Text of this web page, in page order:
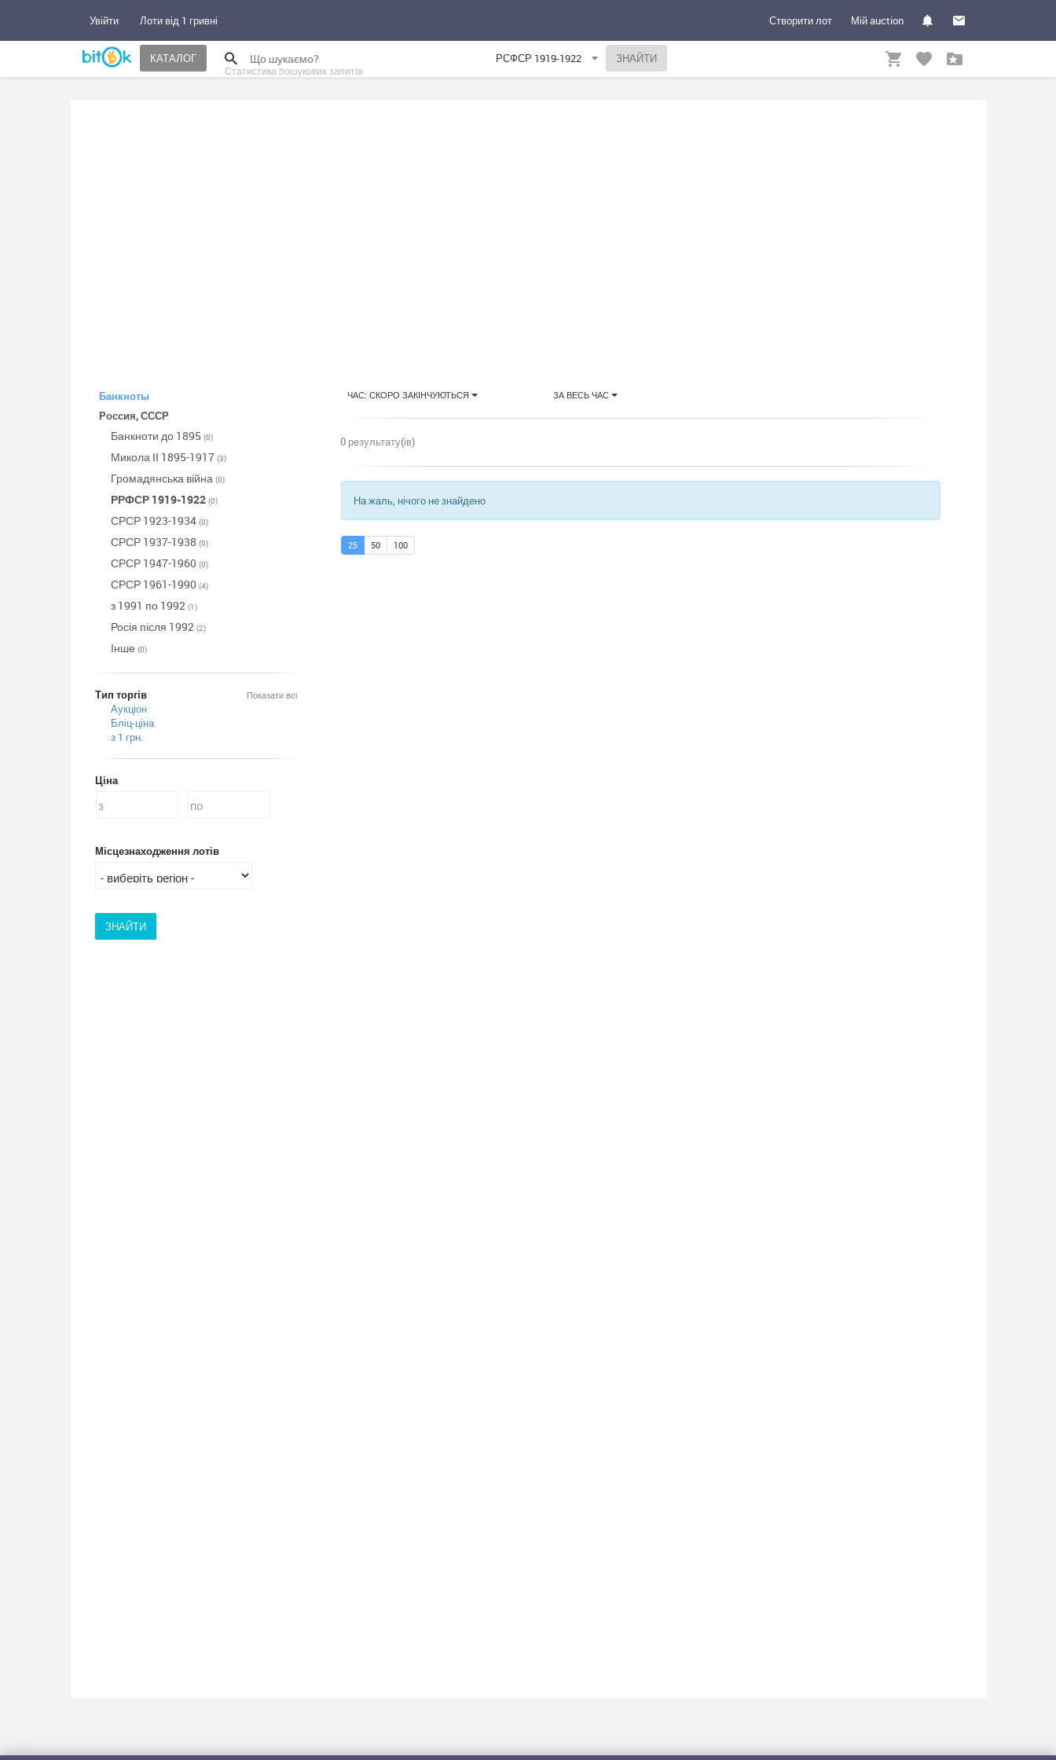
Увійти Лоти від 1 гривні Мій auction
Створити лот
КАТАЛОГ
Статистика пошукових запитів
РСФСР 1919-1922
Банкноты
Россия, СССР
Банкноти до 1895 (0)
Микола II 1895-1917 (3)
Громадянська війна (0)
РРФСР 1919-1922 (0)
СРСР 1923-1934 (0)
СРСР 1937-1938 (0)
СРСР 1947-1960 (0)
СРСР 1961-1990 (4)
з 1991 по 1992 (1)
Росія після 1992 (2)
Інше (0)
Показати всі
Тип торгів
Аукціон
Бліц-ціна
з 1 грн.
Ціна
Місцезнаходження лотів
ЧАС: СКОРО ЗАКІНЧУЮТЬСЯ ЗА ВЕСЬ ЧАС
0 результату(ів)
На жаль, нічого не знайдено
25 50 100